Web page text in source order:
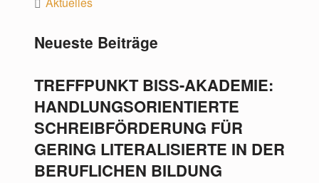
Neueste Beiträge
TREFFPUNKT BISS-AKADEMIE:
HANDLUNGSORIENTIERTE
SCHREIBFÖRDERUNG FÜR
GERING LITERALISIERTE IN DER
BERUFLICHEN BILDUNG